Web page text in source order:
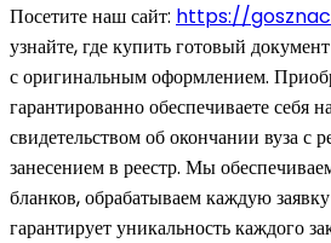
Посетите наш сайт: https://
узнайте, где купить готовый
с оригинальным оформлением.
гарантированно обеспечиваете себя
свидетельством об окончании вуза с
занесением в реестр. Мы
бланков, обрабатываем каждую
гарантирует уникальность каждого